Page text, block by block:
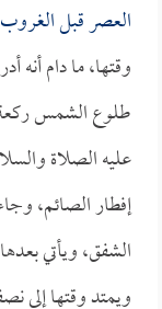
العصر قبل
وقتها، ما دام
طلوع الشمس ركعة
عليه الصلاة
إفطار الصائم،
الشفق، ويأتي
ويمتد وقتها إلى